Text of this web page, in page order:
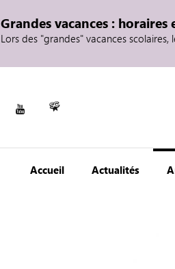
Grandes vacances :
Lors des "grandes" vacances
Accueil Actualités